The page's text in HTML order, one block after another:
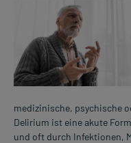
medizinische, psychische
Delirium ist eine akute
und oft durch Infektionen,